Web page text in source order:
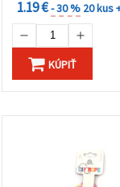
1.19 €- 30 % 20 kus
KÚPIŤ